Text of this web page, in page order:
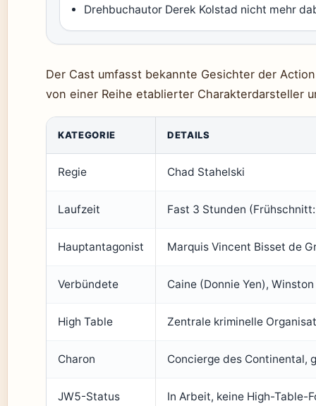
Drehbuchautor Derek Kolstad nicht mehr
Der Cast umfasst bekannte Gesichter der
von einer Reihe etablierter Charakterdarsteller
KATEGORIE DETAILS
Regie Chad Stahelski
Laufzeit Fast 3 Stunden
Hauptantagonist Marquis Vincent Bisset de
Verbündete Caine (Donnie Yen),
High Table Zentrale kriminelle
Charon Concierge des Continental,
JW5-Status In Arbeit, keine High-Table-